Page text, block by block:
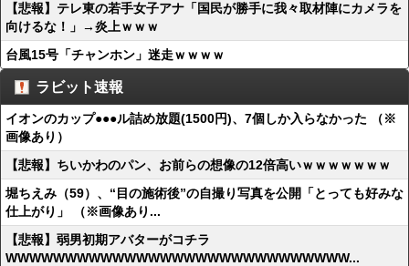
【悲報】テレ東の若手女子アナ「国民が勝手に我々取材陣にカメラを
向けるな！」→炎上ｗｗｗ
台風15号「チャンホン」迷走ｗｗｗｗ
ラビット速報
イオンのカップ●●●ル詰め放題(1500円)、7個しか入らなかった （※
画像あり）
【悲報】ちいかわのパン、お前らの想像の12倍高いｗｗｗｗｗｗｗ
堀ちえみ（59）、“目の施術後”の自撮り写真を公開「とっても好みな
仕上がり」 （※画像あり...
【悲報】弱男初期アバターがコチラ
WWWWWWWWWWWWWWWWWWWWWWWWWWWWW...